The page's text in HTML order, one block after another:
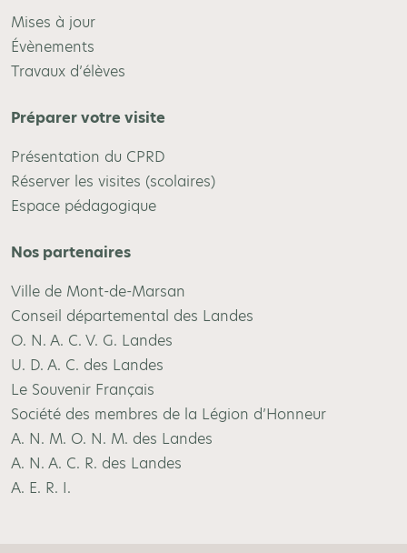
Mises à jour
Évènements
Travaux d’élèves
Préparer votre visite
Présentation du CPRD
Réserver les visites (scolaires)
Espace pédagogique
Nos partenaires
Ville de Mont-de-Marsan
Conseil départemental des Landes
O. N. A. C. V. G. Landes
U. D. A. C. des Landes
Le Souvenir Français
Société des membres de la Légion d’Honneur
A. N. M. O. N. M. des Landes
A. N. A. C. R. des Landes
A. E. R. I.